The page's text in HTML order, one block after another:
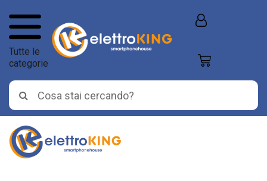
Tutte le
categorie